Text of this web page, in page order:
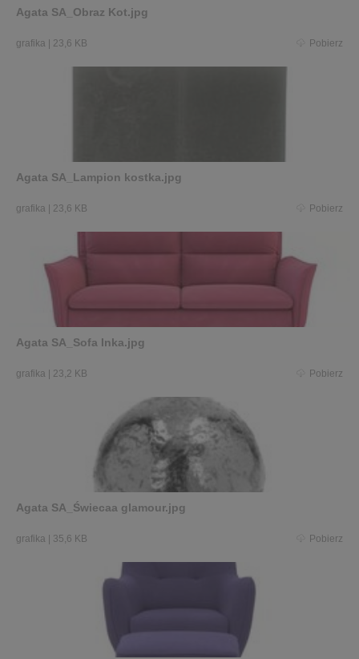
Agata SA_Obraz Kot.jpg
grafika 23,6 KB Pobierz
Agata SA_Lampion kostka.jpg
grafika 23,6 KB Pobierz
Agata SA_Sofa Inka.jpg
grafika 23,2 KB Pobierz
Agata SA_Świecaa glamour.jpg
grafika 35,6 KB Pobierz